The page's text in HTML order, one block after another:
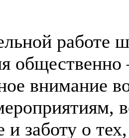
работе
внимание
и заботу о